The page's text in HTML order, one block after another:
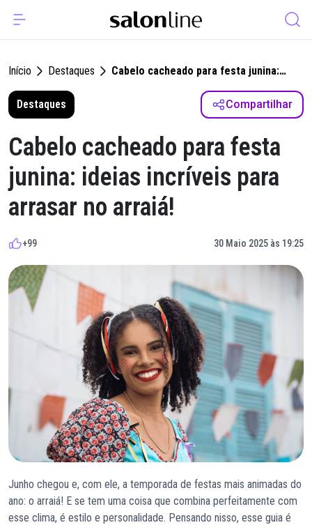
Início Destaques
Cabelo cacheado para festa junina:
ideias incríveis para arrasar no arraiá!
Destaques
Compartilhar
Cabelo cacheado para festa
junina: ideias incríveis para
arrasar no arraiá!
+99 30 Maio 2025 às 19:25
Junho chegou e, com ele, a temporada de festas mais animadas do
ano: o arraiá! E se tem uma coisa que combina perfeitamente com
esse clima, é estilo e personalidade. Pensando nisso, esse guia é